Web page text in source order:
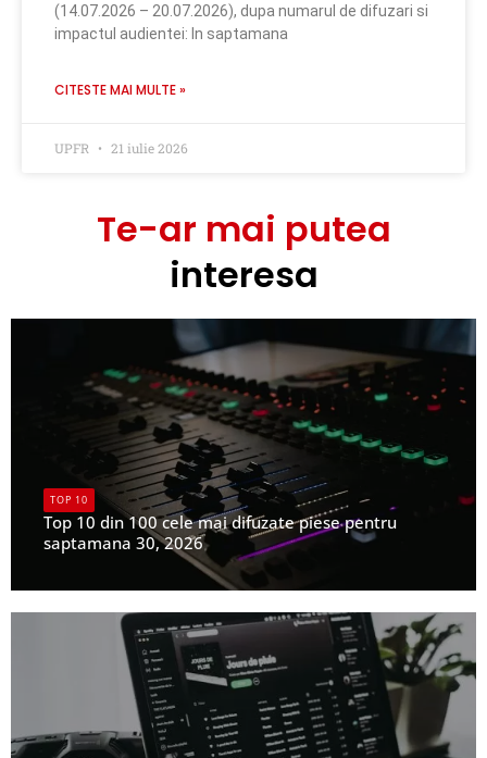
(14.07.2026 – 20.07.2026), dupa numarul de difuzari si
impactul audientei: In saptamana
CITESTE MAI MULTE »
UPFR 21 iulie 2026
Te-ar mai putea
interesa
TOP 10
Top 10 din 100 cele mai difuzate piese pentru
saptamana 30, 2026